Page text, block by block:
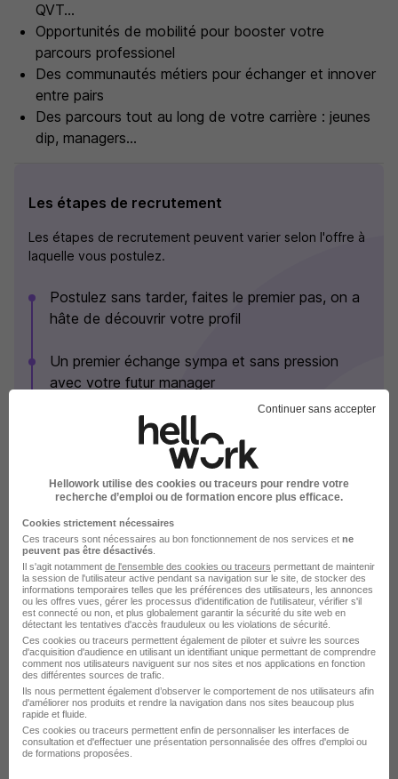
QVT...
Opportunités de mobilité pour booster votre
parcours professionel
Des communautés métiers pour échanger et innover
entre pairs
Des parcours tout au long de votre carrière : jeunes
dip, managers...
Les étapes de recrutement
Les étapes de recrutement peuvent varier selon l'offre à
laquelle vous postulez.
Postulez sans tarder, faites le premier pas, on a
hâte de découvrir votre profil
Un premier échange sympa et sans pression
avec votre futur manager
On se rencontre en vrai : entretiens (managers,
rh) et visite des locaux
On explore votre potentiel à travers des tests,
Une réponse, toujours. Quel que soit le verdict,
on vous répond. Transparence oblige !
Voir plus
Groupe Atlantic en images
Continuer sans accepter
Hellowork utilise des cookies ou traceurs pour rendre votre
recherche d’emploi ou de formation encore plus efficace.
Cookies strictement nécessaires
Ces traceurs sont nécessaires au bon fonctionnement de nos services et ne
peuvent pas être désactivés
Il s'agit notamment de l'ensemble des cookies ou traceurs permettant de maintenir
la session de l'utilisateur active pendant sa navigation sur le site, de stocker des
informations temporaires telles que les préférences des utilisateurs, les annonces
ou les offres vues, gérer les processus d'identification de l'utilisateur, vérifier s'il
est connecté ou non, et plus globalement garantir la sécurité du site web en
détectant les tentatives d'accès frauduleux ou les violations de sécurité.
Ces cookies ou traceurs permettent également de piloter et suivre les sources
d'acquisition d'audience en utilisant un identifiant unique permettant de comprendre
comment nos utilisateurs naviguent sur nos sites et nos applications en fonction
des différentes sources de trafic.
Ils nous permettent également d’observer le comportement de nos utilisateurs afin
d'améliorer nos produits et rendre la navigation dans nos sites beaucoup plus
rapide et fluide.
Ces cookies ou traceurs permettent enfin de personnaliser les interfaces de
consultation et d'effectuer une présentation personnalisée des offres d'emploi ou
de formations proposées.